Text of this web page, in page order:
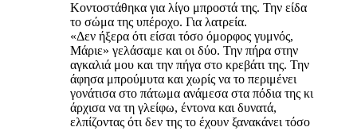
Κοντοστάθηκα για λίγο μπροστά της. Την είδα
το σώμα της υπέροχο. Για λατρεία.
«Δεν ήξερα ότι είσαι τόσο όμορφος γυμνός,
Μάριε» γελάσαμε και οι δύο. Την πήρα στην
αγκαλιά μου και την πήγα στο κρεβάτι της. Την
άφησα μπρούμυτα και χωρίς να το περιμένει
γονάτισα στο πάτωμα ανάμεσα στα πόδια της κι
άρχισα να τη γλείφω, έντονα και δυνατά,
ελπίζοντας ότι δεν της το έχουν ξανακάνει τόσο